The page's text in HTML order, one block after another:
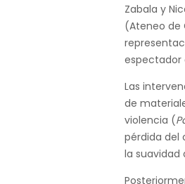
Zabala y
(Ateneo de
espectador
Las
de
violencia (
pérdida del
la suavidad